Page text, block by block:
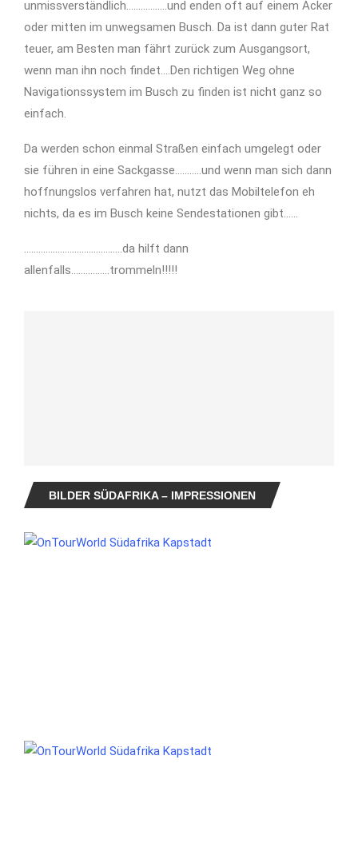
unmissverständlich……………..und enden oft auf einem Acker
oder mitten im unwegsamen Busch. Da ist dann guter Rat
teuer, am Besten man fährt zurück zum Ausgangsort,
wenn man ihn noch findet….Den richtigen Weg ohne
Navigationssystem im Busch zu finden ist nicht ganz so
einfach.
Da werden schon einmal Straßen einfach umgelegt oder
sie führen in eine Sackgasse………..und wenn man sich dann
hoffnungslos verfahren hat, nutzt das Mobiltelefon eh
nichts, da es im Busch keine Sendestationen gibt……
…………………………………..da hilft dann
allenfalls…………….trommeln!!!!!
BILDER SÜDAFRIKA – IMPRESSIONEN